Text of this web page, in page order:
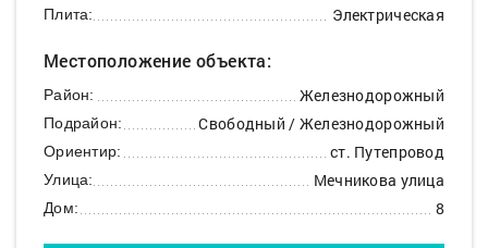
Плита: Электрическая
Местоположение объекта:
Район: Железнодорожный
Подрайон: Свободный / Железнодорожный
Ориентир: ст. Путепровод
Улица: Мечникова улица
Дом: 8